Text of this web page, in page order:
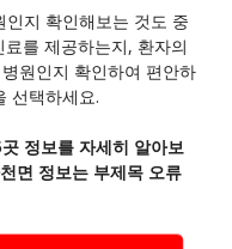
지 확인해보는 것도 중
를 제공하는지, 환자의
원인지 확인하여 편안하
선택하세요.
정보를 자세히 알아보
면 정보는 부제목 오류